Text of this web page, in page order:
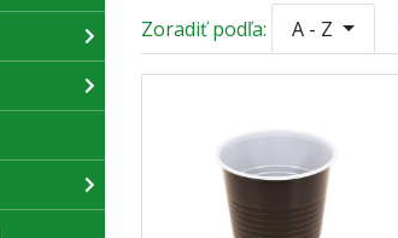
Zoradiť podľa: A - Z